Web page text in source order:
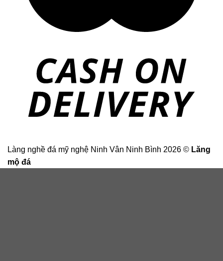
Làng nghề đá mỹ nghệ Ninh Vân Ninh Bình 2026 © Lăng
mộ đá